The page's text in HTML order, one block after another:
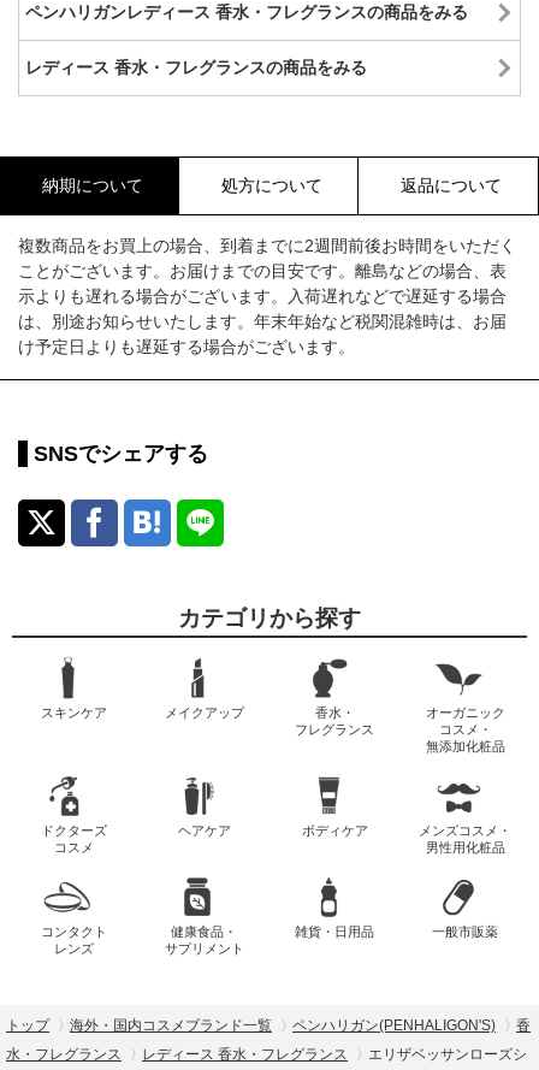
ペンハリガンレディース 香水・フレグランスの商品をみる
レディース 香水・フレグランスの商品をみる
納期について 処方について 返品について
複数商品をお買上の場合、到着までに2週間前後お時間をいただく
ことがございます。お届けまでの目安です。離島などの場合、表
示よりも遅れる場合がございます。入荷遅れなどで遅延する場合
は、別途お知らせいたします。年末年始など税関混雑時は、お届
け予定日よりも遅延する場合がございます。
SNSでシェアする
カテゴリから探す
スキンケア メイクアップ
香水・
フレグランス
オーガニック
コスメ・
無添加化粧品
ドクターズ
コスメ
ヘアケア ボディケア
メンズコスメ・
男性用化粧品
コンタクト
レンズ
健康食品・
サプリメント
雑貨・日用品 一般市販薬
トップ 海外・国内コスメブランド一覧 ペンハリガン(PENHALIGON'S)
香
水・フレグランス
レディース 香水・フレグランス エリザベッサンローズシ